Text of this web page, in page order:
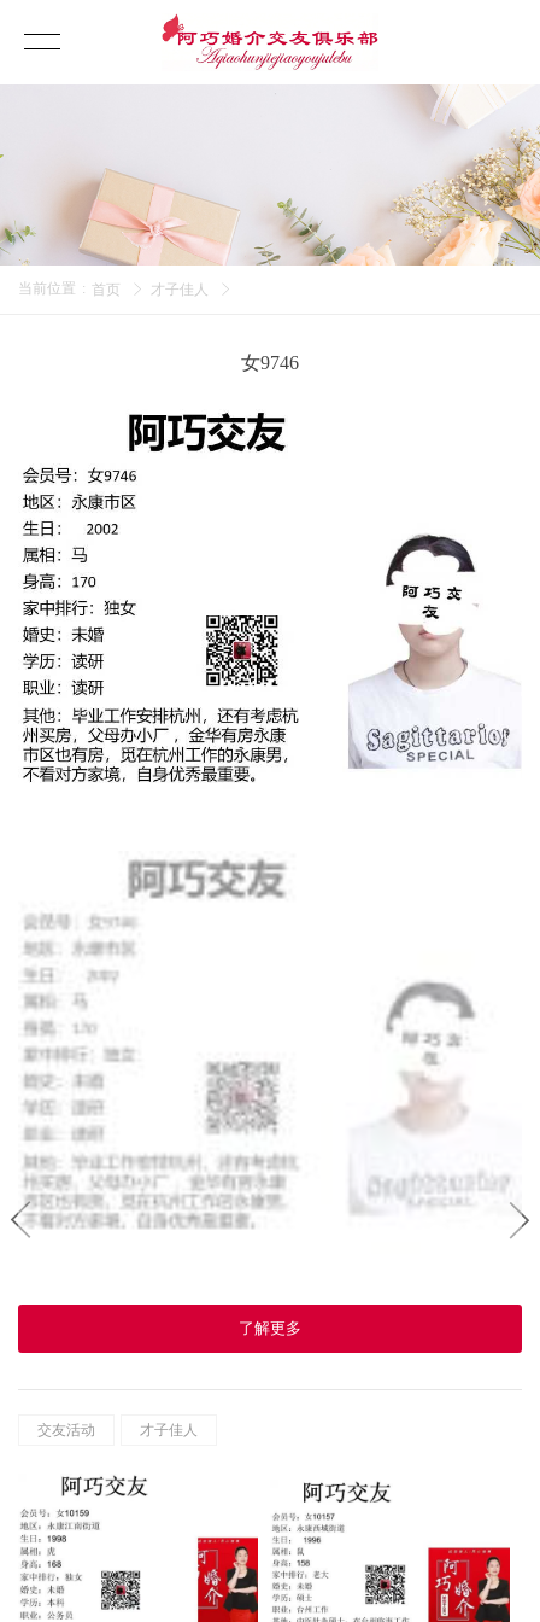
当前位置 : 首页 才子佳人
女9746
了解更多
交友活动 才子佳人